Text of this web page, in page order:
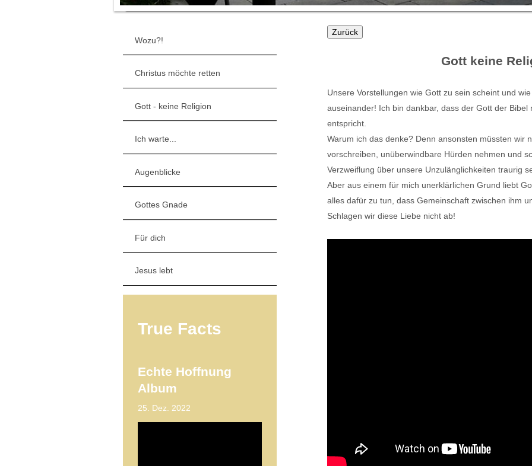
Gott keine
Unsere Vorstellungen wie Gott zu sein scheint und
auseinander! Ich bin dankbar, dass der Gott der
entspricht.
Warum ich das denke? Denn ansonsten müssten wir
vorschreiben, unüberwindbare Hürden nehmen und
Verzweiflung über unsere Unzulänglichkeiten traurig
Aber aus einem für mich unerklärlichen Grund liebt
alles dafür zu tun, dass Gemeinschaft zwischen ihm
Schlagen wir diese Liebe nicht ab!
Wozu?!
Christus möchte retten
Gott - keine Religion
Ich warte...
Augenblicke
Gottes Gnade
Für dich
Jesus lebt
True Facts
Echte Hoffnung
Album
25. Dez. 2022